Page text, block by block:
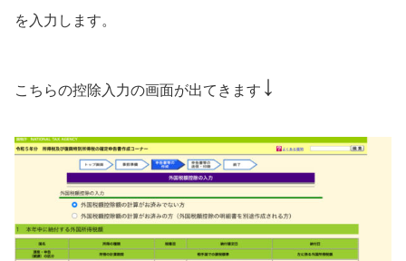
を入力します。
こちらの控除入力の画面が出てきます ↓